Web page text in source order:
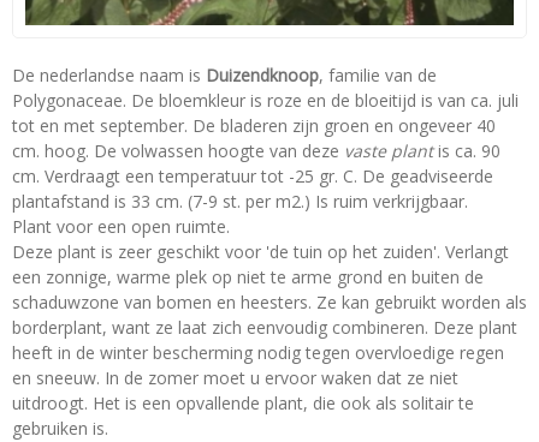
De nederlandse naam is Duizendknoop, familie van de
Polygonaceae. De bloemkleur is roze en de bloeitijd is van ca. juli
tot en met september. De bladeren zijn groen en ongeveer 40
cm. hoog. De volwassen hoogte van deze vaste plantis ca. 90
cm. Verdraagt een temperatuur tot -25 gr. C. De geadviseerde
plantafstand is 33 cm. (7-9 st. per m2.) Is ruim verkrijgbaar.
Plant voor een open ruimte.
Deze plant is zeer geschikt voor 'de tuin op het zuiden'. Verlangt
een zonnige, warme plek op niet te arme grond en buiten de
schaduwzone van bomen en heesters. Ze kan gebruikt worden als
borderplant, want ze laat zich eenvoudig combineren. Deze plant
heeft in de winter bescherming nodig tegen overvloedige regen
en sneeuw. In de zomer moet u ervoor waken dat ze niet
uitdroogt. Het is een opvallende plant, die ook als solitair te
gebruiken is.